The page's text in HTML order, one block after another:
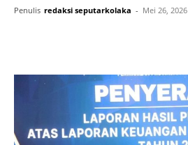
Penulis redaksi seputarkolaka - Mei 26, 2026